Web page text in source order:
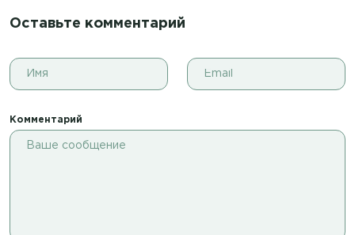
Оставьте комментарий
Комментарий